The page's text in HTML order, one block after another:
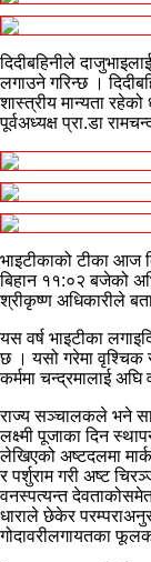
दिदीबहिनीले
लगाउने गरिन्छ ।
शास्त्रीय मान्यता
पूर्वअध्यक्ष प्रा.डा
भाइटीकाको टीका आज
बिहान ११:०२ बजेको
श्रीकृष्ण अधिकारीले
यस वर्ष भाइटीका
छ । यसो गरेमा वृश्चिक
कर्ममा चन्द्रमालाई अघि
राज्य सञ्चालकले भने
लक्ष्मी पूजाका दिन
लेखिएको अष्टदलमा
र पर्शुराम गरी अष्ट
वनस्पत्यन्त
धाराले छेकेर
गोदावरीलगायतका